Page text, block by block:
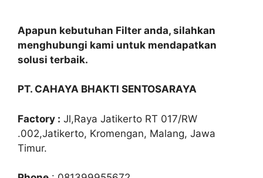
Apapun kebutuhan Filter anda, silahkan
menghubungi kami untuk mendapatkan
solusi terbaik.
PT. CAHAYA BHAKTI SENTOSARAYA
Factory : Jl,Raya Jatikerto RT 017/RW
.002,Jatikerto, Kromengan, Malang, Jawa
Timur.